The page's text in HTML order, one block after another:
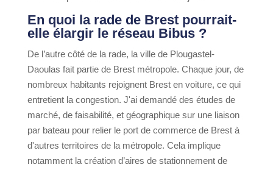
En quoi la rade de Brest pourrait-
elle élargir le réseau Bibus ?
De l’autre côté de la rade, la ville de Plougastel-
Daoulas fait partie de Brest métropole. Chaque jour, de
nombreux habitants rejoignent Brest en voiture, ce qui
entretient la congestion. J'ai demandé des études de
marché, de faisabilité, et géographique sur une liaison
par bateau pour relier le port de commerce de Brest à
d'autres territoires de la métropole. Cela implique
notamment la création d’aires de stationnement de